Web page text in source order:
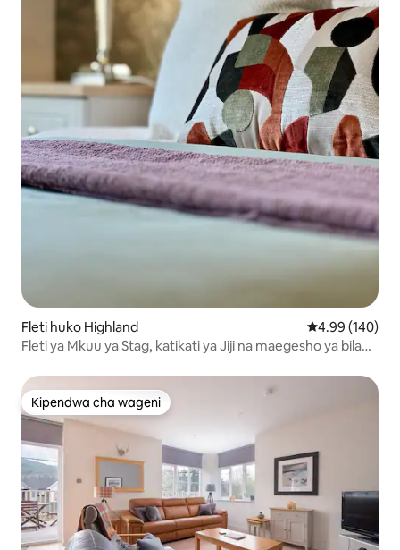
Fleti huko Highland Ukadiriaji wa
4.99 (140)
Fleti ya Mkuu ya Stag, katikati ya Jiji na maegesho ya bila
Kipendwa cha wageni
Kipendwa cha wageni